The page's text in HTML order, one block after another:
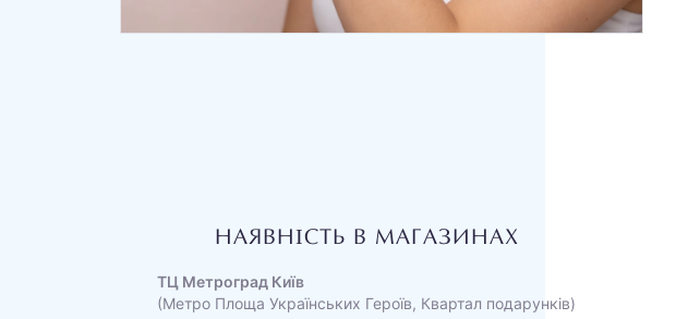
НАЯВНІСТЬ В МАГАЗИНАХ
ТЦ Метроград Київ
(Метро Площа Українських Героїв, Квартал подарунків)